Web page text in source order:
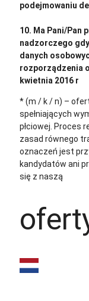
podejmowaniu
10. Ma Pani/Pan
nadzorczego
danych
rozporządzenia
kwietnia 2016 r
* (m / k / n) –
spełniających
płciowej. Proces
zasad równego
oznaczeń jest
kandydatów ani
się z naszą